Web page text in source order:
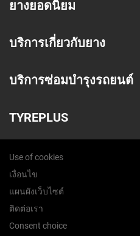
ยางยอดนิยม
บริการเกี่ยวกับยาง
บริการซ่อมบำรุงรถยนต์
TYREPLUS
Use of cookies
เงื่อนไข
แผนผังเว็บไซต์
ติดต่อเรา
Consent choice